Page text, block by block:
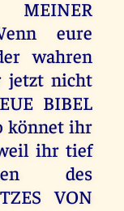
eure
wahren
jetzt nicht
BIBEL
könnet ihr
ihr tief
des
VON